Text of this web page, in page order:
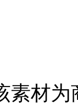
素材